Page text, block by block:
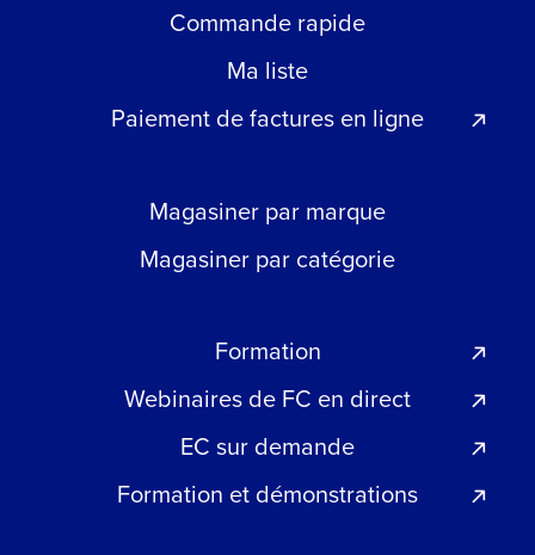
Commande rapide
Ma liste
Paiement de factures en ligne
Magasiner par marque
Magasiner par catégorie
Formation
Webinaires de FC en direct
EC sur demande
Formation et démonstrations